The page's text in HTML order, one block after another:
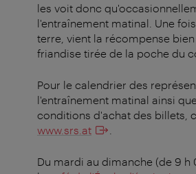
les voit donc
l'entraînement matinal. Une
terre, vient la récompense
friandise tirée de la poche du
Pour le calendrier des
l'entraînement matinal ainsi
conditions d'achat des billets,
www.srs.at
Du mardi au dimanche (de 9 h